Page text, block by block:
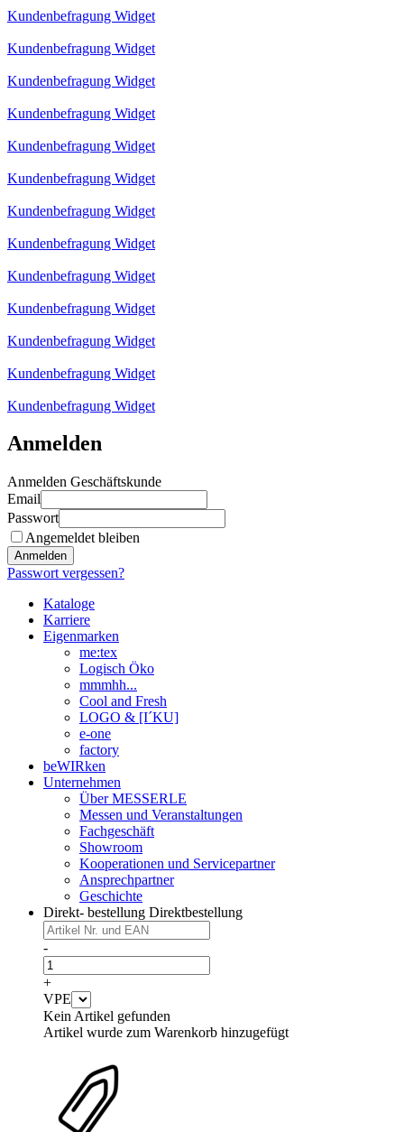
Kundenbefragung Widget
Kundenbefragung Widget
Kundenbefragung Widget
Kundenbefragung Widget
Kundenbefragung Widget
Kundenbefragung Widget
Kundenbefragung Widget
Kundenbefragung Widget
Kundenbefragung Widget
Kundenbefragung Widget
Kundenbefragung Widget
Kundenbefragung Widget
Kundenbefragung Widget
Anmelden
Anmelden Geschäftskunde
Email
Passwort
Angemeldet bleiben
Anmelden
Passwort vergessen?
Kataloge
Karriere
Eigenmarken
me:tex
Logisch Öko
mmmhh...
Cool and Fresh
LOGO & [I´KU]
e-one
factory
beWIRken
Unternehmen
Über MESSERLE
Messen und Veranstaltungen
Fachgeschäft
Showroom
Kooperationen und Servicepartner
Ansprechpartner
Geschichte
Direkt- bestellung Direktbestellung
-
+
VPE
Kein Artikel gefunden
Artikel wurde zum Warenkorb hinzugefügt